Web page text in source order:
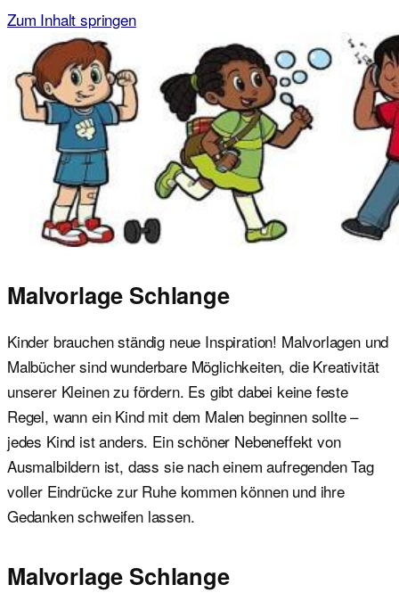
Zum Inhalt springen
Malvorlagen für Kinder
Ausmalbilder einfach und kostenlos als pdf herunterladen
Malvorlage Schlange
Kinder brauchen ständig neue Inspiration! Malvorlagen und
Malbücher sind wunderbare Möglichkeiten, die Kreativität
unserer Kleinen zu fördern. Es gibt dabei keine feste
Regel, wann ein Kind mit dem Malen beginnen sollte –
jedes Kind ist anders. Ein schöner Nebeneffekt von
Ausmalbildern ist, dass sie nach einem aufregenden Tag
voller Eindrücke zur Ruhe kommen können und ihre
Gedanken schweifen lassen.
Malvorlage Schlange